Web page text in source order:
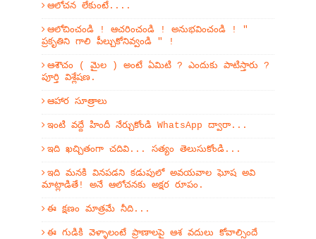
ఆలోచన లేకుంటే....
ఆలోచించండి ! ఆచరించండి ! అనుభవించండి ! "
ప్రకృతిని గాలి పీల్చుకోనివ్వండి " !
ఆశౌచం ( మైల ) అంటే ఏమిటి ? ఎందుకు పాటిస్తారు ?
పూర్తి విశ్లేషణ.
ఆహార సూత్రాలు
ఇంటి వద్దే హిందీ నేర్చుకోండి WhatsApp ద్వారా...
ఇది ఖచ్చితంగా చదివి... సత్యం తెలుసుకోండి...
ఇది మనకి వినపడని కడుపులో అవయవాల ఘోష అవి
మాట్లాడితే! అనే ఆలోచనకు అక్షర రూపం.
ఈ క్షణం మాత్రమే నీది...
ఈ గుడికి వెళ్ళాలంటే ప్రాణాలపై ఆశ వదులు కోవాల్సిందే